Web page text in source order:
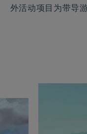
外活动项目为带导